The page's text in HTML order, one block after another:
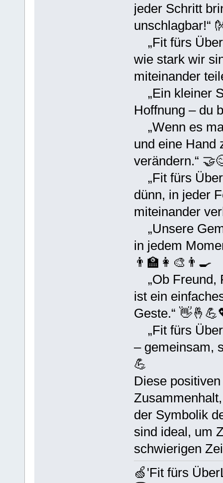
jeder Schritt
unschlagbar!“
„Fit fürs
wie stark wir
miteinander
„Ein kleiner
Hoffnung – du
„Wenn es
und eine Hand
verändern.“
„Fit fürs
dünn, in jeder
miteinander
„Unsere
in jedem
👨‍🏫👩‍🎨👨‍🍳
„Ob Freund,
ist ein
Geste.“
„Fit fürs
– gemeinsam,
💪
Diese
der Symbolik
sind ideal, um
schwierigen
🍏'Fit fürs